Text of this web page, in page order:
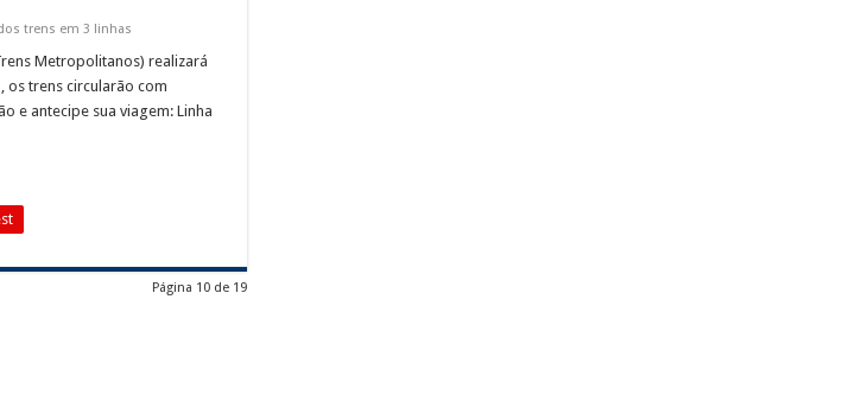
trens em 3 linhas
Metropolitanos) realizará
os trens circularão com
e antecipe sua viagem: Linha
Página 10 de 19